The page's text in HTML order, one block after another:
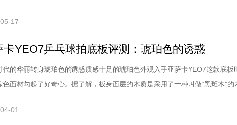
算式家族面谱了，最大的不同就是在5层木里埋下了两层的薄碳素，这就是今
萨卡YEO7POEWR乒乓
17
卡YEO7乒乓球拍底板评测：琥珀色的诱惑
代的华丽转身琥珀色的诱惑质感十足的琥珀色外观入手亚萨卡YEO7这款底板
色面材勾起了好奇心。据了解，板身面层的木质是采用了一种叫做“黑斑木”的
涂层，应该是防止拉丝的处理，在无机水溶性粘合剂越来越普及的今天，由于
01